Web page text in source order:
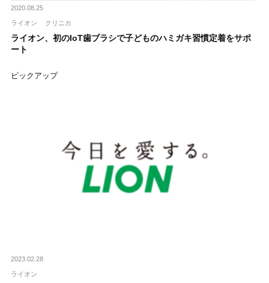
2020.08.25
ライオン クリニカ
ライオン、初のIoT歯ブラシで子どものハミガキ習慣定着をサポ
ート
ピックアップ
2023.02.28
ライオン